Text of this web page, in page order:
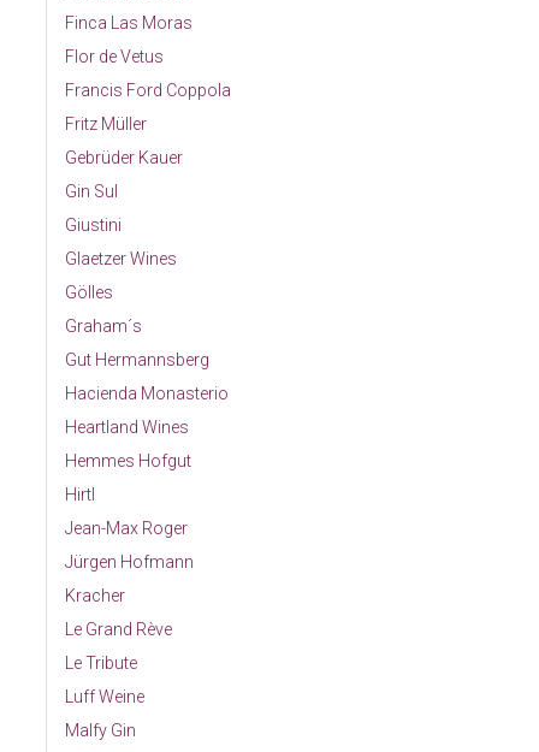
Finca Las Moras
Flor de Vetus
Francis Ford Coppola
Fritz Müller
Gebrüder Kauer
Gin Sul
Giustini
Glaetzer Wines
Gölles
Graham´s
Gut Hermannsberg
Hacienda Monasterio
Heartland Wines
Hemmes Hofgut
Hirtl
Jean-Max Roger
Jürgen Hofmann
Kracher
Le Grand Rève
Le Tribute
Luff Weine
Malfy Gin